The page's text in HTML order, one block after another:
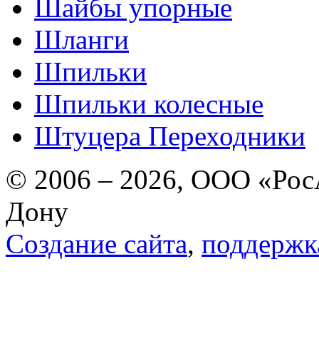
Шайбы упорные
Шланги
Шпильки
Шпильки колесные
Штуцера Переходники
© 2006 – 2026, ООО
Дону
Создание сайта,